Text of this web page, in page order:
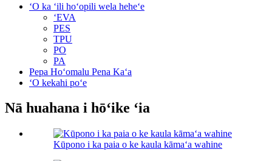
ʻO ka ʻili hoʻopili wela heheʻe
ʻEVA
PES
TPU
PO
PA
Pepa Hoʻomalu Pena Kaʻa
ʻO kekahi poʻe
Nā huahana i hōʻike ʻia
Kūpono i ka paia o ke kaula kāmaʻa wahine